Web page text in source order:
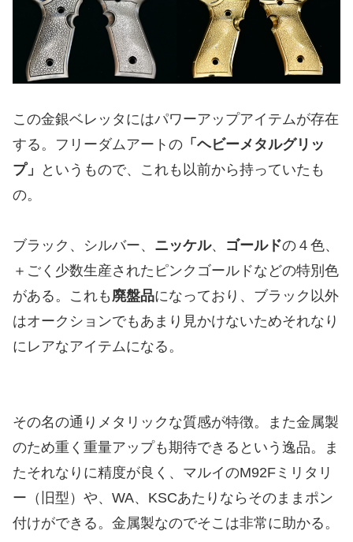
この金銀ベレッタにはパワーアップアイテムが存在
する。フリーダムアートの 「ヘビーメタルグリッ
プ」
というもので、これも以前から持っていたも
の。
ブラック、シルバー、 ニッケル、 ゴールドの４色、
＋ごく少数生産されたピンクゴールドなどの特別色
がある。これも 廃盤品になっており、ブラック以外
はオークションでもあまり見かけないためそれなり
にレアなアイテムになる。
その名の通りメタリックな質感が特徴。また金属製
のため重く重量アップも期待できるという逸品。ま
たそれなりに精度が良く、マルイのM92Fミリタリ
ー（旧型）や、WA、KSCあたりならそのままポン
付けができる。金属製なのでそこは非常に助かる。